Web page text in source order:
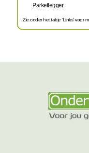
Parketlegger
Zie onder het tabje 'Links' voor